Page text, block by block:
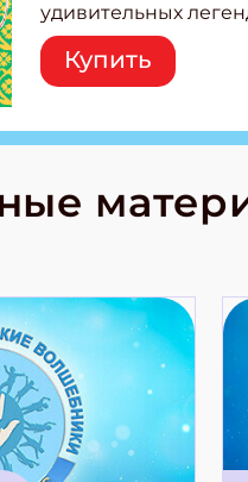
удивительных
народов России!
Легенды татар,
бурятов Настольная
странные слова
космические
Купить